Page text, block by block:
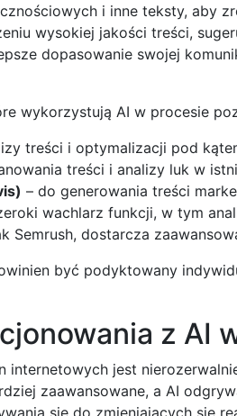
i inne teksty, aby
wysokiej jakości treści,
dopasowanie swojej
wykorzystują AI w procesie
treści i optymalizacji pod
treści i analizy luk w
– do generowania treści
wachlarz funkcji, w tym
Semrush, dostarcza
być podyktowany
z AI
internetowych jest
zaawansowane, a AI
się do zmieniających się